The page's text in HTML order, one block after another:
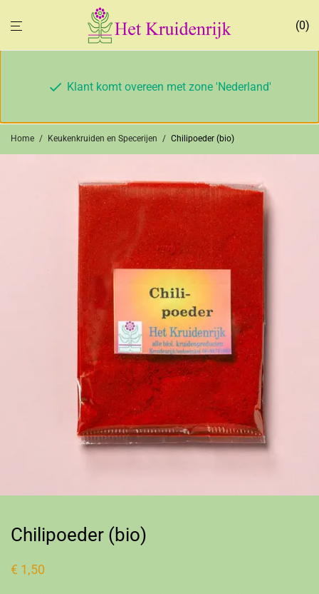
0
Klant komt overeen met zone 'Nederland'
Home / Keukenkruiden en Specerijen / Chilipoeder (bio)
Chilipoeder (bio)
€ 1,50